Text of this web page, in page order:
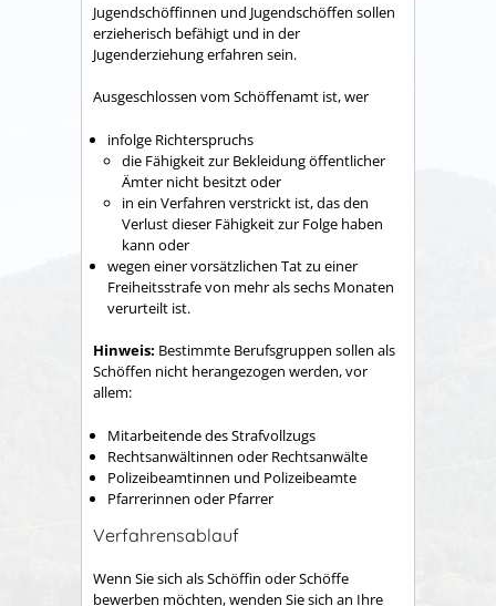
Jugendschöffinnen und Jugendschöffen sollen
erzieherisch befähigt und in der
Jugenderziehung erfahren sein.
Ausgeschlossen vom Schöffenamt ist, wer
infolge Richterspruchs
die Fähigkeit zur Bekleidung öffentlicher
Ämter nicht besitzt oder
in ein Verfahren verstrickt ist, das den
Verlust dieser Fähigkeit zur Folge haben
kann oder
wegen einer vorsätzlichen Tat zu einer
Freiheitsstrafe von mehr als sechs Monaten
verurteilt ist.
Hinweis: Bestimmte Berufsgruppen sollen als
Schöffen nicht herangezogen werden, vor
allem:
Mitarbeitende des Strafvollzugs
Rechtsanwältinnen oder Rechtsanwälte
Polizeibeamtinnen und Polizeibeamte
Pfarrerinnen oder Pfarrer
Verfahrensablauf
Wenn Sie sich als Schöffin oder Schöffe
bewerben möchten, wenden Sie sich an Ihre